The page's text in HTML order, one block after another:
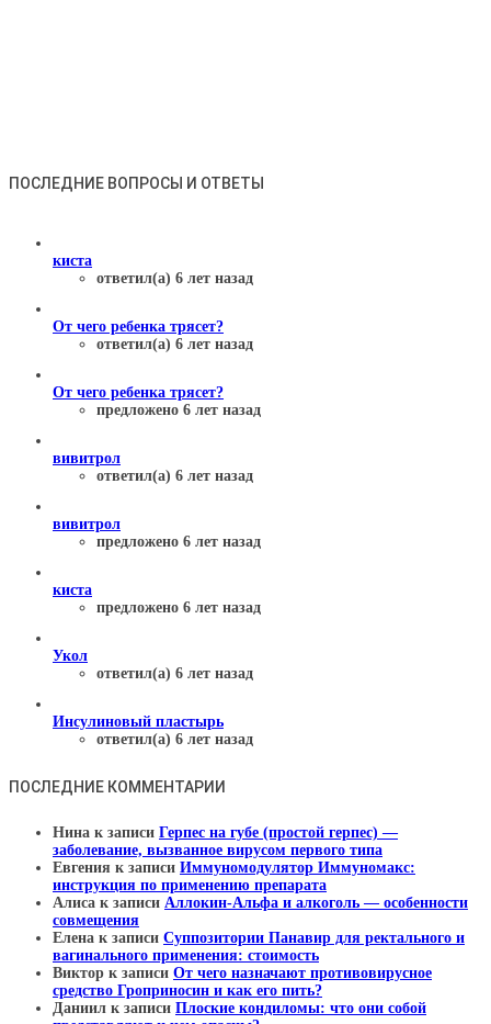
ПОСЛЕДНИЕ ВОПРОСЫ И ОТВЕТЫ
киста
ответил(а) 6 лет назад
От чего ребенка трясет?
ответил(а) 6 лет назад
От чего ребенка трясет?
предложено 6 лет назад
вивитрол
ответил(а) 6 лет назад
вивитрол
предложено 6 лет назад
киста
предложено 6 лет назад
Укол
ответил(а) 6 лет назад
Инсулиновый пластырь
ответил(а) 6 лет назад
ПОСЛЕДНИЕ КОММЕНТАРИИ
Нина к записи Герпес на губе (простой герпес) —
заболевание, вызванное вирусом первого типа
Евгения к записи Иммуномодулятор Иммуномакс:
инструкция по применению препарата
Алиса к записи Аллокин-Альфа и алкоголь — особенности
совмещения
Елена к записи Суппозитории Панавир для ректального и
вагинального применения: стоимость
Виктор к записи От чего назначают противовирусное
средство Гроприносин и как его пить?
Даниил к записи Плоские кондиломы: что они собой